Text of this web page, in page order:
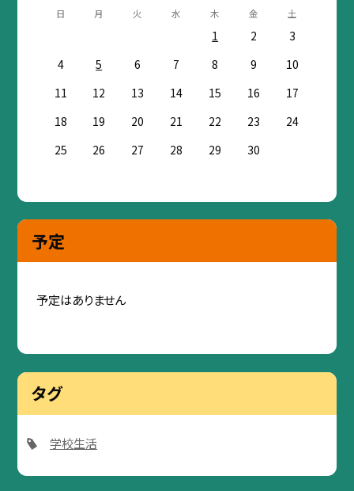
日 月 火 水 木 金 土
1 2
3
4
5 6 7 8 9
10
11
12 13 14 15 16
17
18
19 20 21 22 23
24
25
26 27 28 29 30
予定
予定はありません
タグ
学校生活